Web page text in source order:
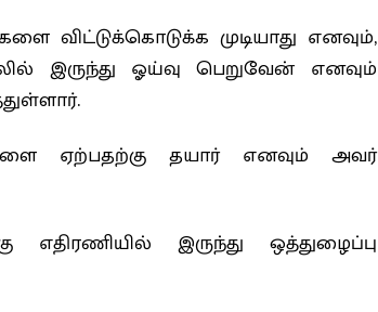
விட்டுக்கொடுக்க முடியாது எனவும்,
இருந்து ஓய்வு பெறுவேன் எனவும்
ஏற்பதற்கு தயார் எனவும் அவர்
இருந்து ஒத்துழைப்பு